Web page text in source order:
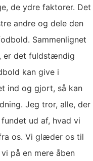
de ydre faktorer. Det
andre og dele den
Sammenlignet
er det fuldstændig
kan give i
ind og gjort, så kan
Jeg tror, alle, der
ud af, hvad vi
os. Vi glæder os til
på en mere åben